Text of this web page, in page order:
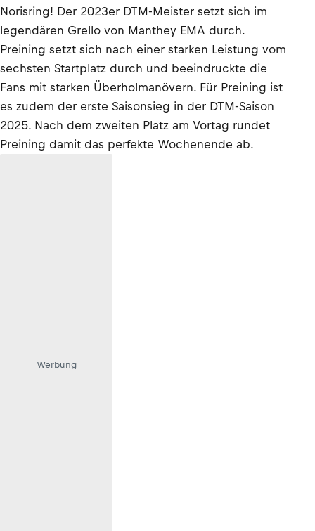
Norisring! Der 2023er DTM-Meister setzt sich im
legendären Grello von Manthey EMA durch.
Preining setzt sich nach einer starken Leistung vom
sechsten Startplatz durch und beeindruckte die
Fans mit starken Überholmanövern. Für Preining ist
es zudem der erste Saisonsieg in der DTM-Saison
2025. Nach dem zweiten Platz am Vortag rundet
Preining damit das perfekte Wochenende ab.
Werbung